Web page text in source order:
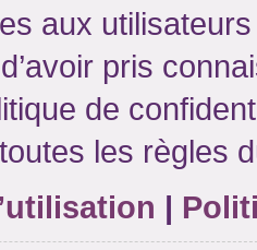
aux
pris
de
les règles
|